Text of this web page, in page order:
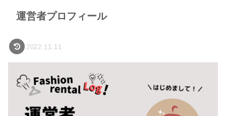
運営者プロフィール
2022.11.11